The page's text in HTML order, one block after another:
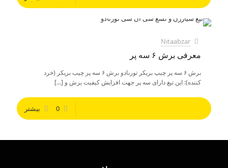
Nitaabzar
معرفی برش ۶ سه پر
برش ۶ سه پر چیپ بریکر تورنادو برش ۶ سه پر چیب بریکر (خرد
کننده): این تیغ دارای سه پر جهت افزایش کیفیت برش و […]
0 بیشتر